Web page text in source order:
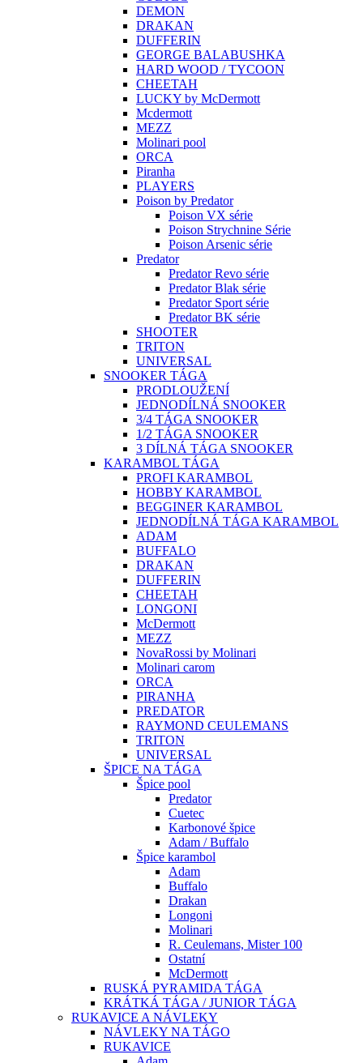
DEMON
DRAKAN
DUFFERIN
GEORGE BALABUSHKA
HARD WOOD / TYCOON
CHEETAH
LUCKY by McDermott
Mcdermott
MEZZ
Molinari pool
ORCA
Piranha
PLAYERS
Poison by Predator
Poison VX série
Poison Strychnine Série
Poison Arsenic série
Predator
Predator Revo série
Predator Blak série
Predator Sport série
Predator BK série
SHOOTER
TRITON
UNIVERSAL
SNOOKER TÁGA
PRODLOUŽENÍ
JEDNODÍLNÁ SNOOKER
3/4 TÁGA SNOOKER
1/2 TÁGA SNOOKER
3 DÍLNÁ TÁGA SNOOKER
KARAMBOL TÁGA
PROFI KARAMBOL
HOBBY KARAMBOL
BEGGINER KARAMBOL
JEDNODÍLNÁ TÁGA KARAMBOL
ADAM
BUFFALO
DRAKAN
DUFFERIN
CHEETAH
LONGONI
McDermott
MEZZ
NovaRossi by Molinari
Molinari carom
ORCA
PIRANHA
PREDATOR
RAYMOND CEULEMANS
TRITON
UNIVERSAL
ŠPICE NA TÁGA
Špice pool
Predator
Cuetec
Karbonové špice
Adam / Buffalo
Špice karambol
Adam
Buffalo
Drakan
Longoni
Molinari
R. Ceulemans, Mister 100
Ostatní
McDermott
RUSKÁ PYRAMIDA TÁGA
KRÁTKÁ TÁGA / JUNIOR TÁGA
RUKAVICE A NÁVLEKY
NÁVLEKY NA TÁGO
RUKAVICE